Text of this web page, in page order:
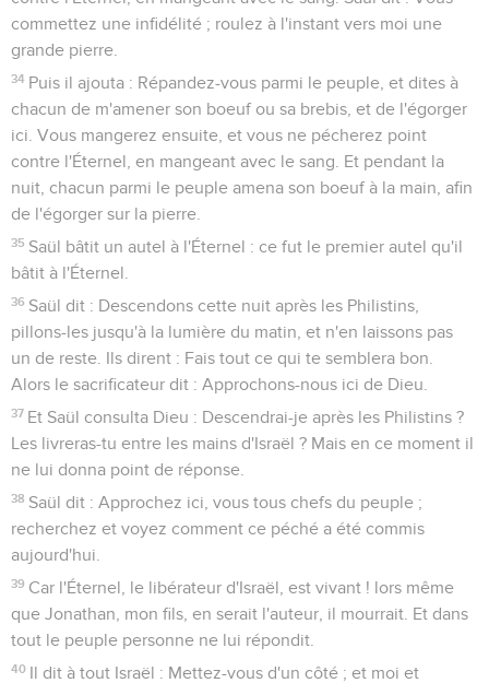
commettez une infidélité ; roulez à l'instant vers moi une
grande pierre.
34 Puis il ajouta : Répandez-vous parmi le peuple, et dites à
chacun de m'amener son boeuf ou sa brebis, et de l'égorger
ici. Vous mangerez ensuite, et vous ne pécherez point
contre l'Éternel, en mangeant avec le sang. Et pendant la
nuit, chacun parmi le peuple amena son boeuf à la main, afin
de l'égorger sur la pierre.
35 Saül bâtit un autel à l'Éternel : ce fut le premier autel qu'il
bâtit à l'Éternel.
36 Saül dit : Descendons cette nuit après les Philistins,
pillons-les jusqu'à la lumière du matin, et n'en laissons pas
un de reste. Ils dirent : Fais tout ce qui te semblera bon.
Alors le sacrificateur dit : Approchons-nous ici de Dieu.
37 Et Saül consulta Dieu : Descendrai-je après les Philistins ?
Les livreras-tu entre les mains d'Israël ? Mais en ce moment il
ne lui donna point de réponse.
38 Saül dit : Approchez ici, vous tous chefs du peuple ;
recherchez et voyez comment ce péché a été commis
aujourd'hui.
39 Car l'Éternel, le libérateur d'Israël, est vivant ! lors même
que Jonathan, mon fils, en serait l'auteur, il mourrait. Et dans
tout le peuple personne ne lui répondit.
40 Il dit à tout Israël : Mettez-vous d'un côté ; et moi et